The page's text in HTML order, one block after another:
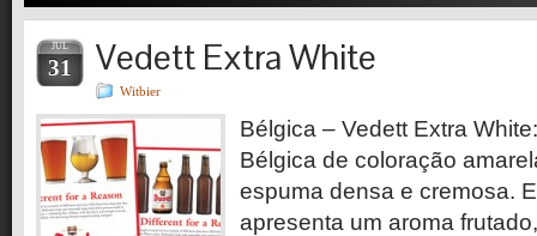
JUL
31 Vedett Extra White
Witbier
Bélgica – Vedett Extra
Bélgica de coloração
espuma densa e cremosa.
apresenta um aroma